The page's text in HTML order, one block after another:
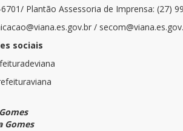
Plantão Assessoria de Imprensa: (27)
/
sociais
Gomes